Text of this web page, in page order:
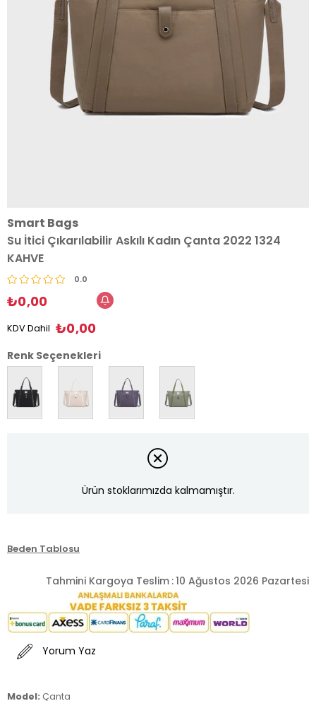
Smart Bags
Su İtici Çıkarılabilir Askılı Kadın Çanta 2022 1324
KAHVE
0.0
₺0,00
KDV Dahil ₺0,00
Renk Seçenekleri
Ürün stoklarımızda kalmamıştır.
Beden Tablosu
Tahmini Kargoya Teslim :10 Ağustos 2026 Pazartesi
Yorum Yaz
Model: Çanta